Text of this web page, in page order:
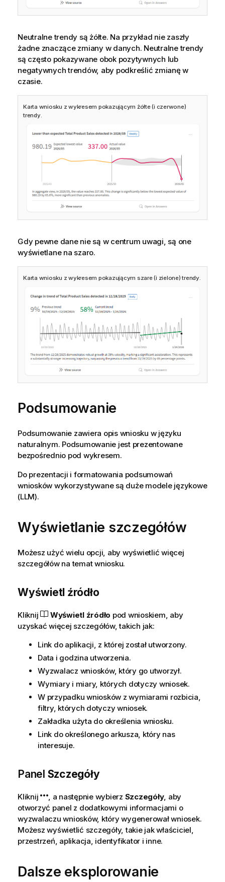
Neutralne trendy są żółte. Na przykład nie zaszły
żadne znaczące zmiany w danych. Neutralne trendy
są często pokazywane obok pozytywnych lub
negatywnych trendów, aby podkreślić zmianę w
czasie.
Karta wniosku z wykresem pokazującym żółte (i czerwone)
trendy.
Gdy pewne dane nie są w centrum uwagi, są one
wyświetlane na szaro.
Karta wniosku z wykresem pokazującym szare (i zielone) trendy.
Podsumowanie
Podsumowanie zawiera opis wniosku w języku
naturalnym. Podsumowanie jest prezentowane
bezpośrednio pod wykresem.
Do prezentacji i formatowania podsumowań
wniosków wykorzystywane są duże modele językowe
(LLM).
Wyświetlanie szczegółów
Możesz użyć wielu opcji, aby wyświetlić więcej
szczegółów na temat wniosku.
Wyświetl źródło
Kliknij Wyświetl źródło pod wnioskiem, aby
uzyskać więcej szczegółów, takich jak:
Link do aplikacji, z której został utworzony.
Data i godzina utworzenia.
Wyzwalacz wniosków, który go utworzył.
Wymiary i miary, których dotyczy wniosek.
W przypadku wniosków z wymiarami rozbicia,
filtry, których dotyczy wniosek.
Zakładka użyta do określenia wniosku.
Link do określonego arkusza, który nas
interesuje.
Panel Szczegóły
Kliknij , a następnie wybierz Szczegóły, aby
otworzyć panel z dodatkowymi informacjami o
wyzwalaczu wniosków, który wygenerował wniosek.
Możesz wyświetlić szczegóły, takie jak właściciel,
przestrzeń, aplikacja, identyfikator i inne.
Dalsze eksplorowanie